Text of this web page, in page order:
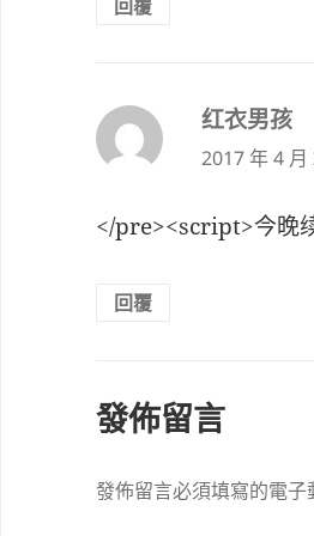
回覆
红衣男孩
2017 年 4
</pre><script>今晚
回覆
發佈留言
發佈留言必須填寫的電子